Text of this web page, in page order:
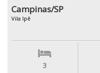
Campinas/SP
Vila Ipê
3